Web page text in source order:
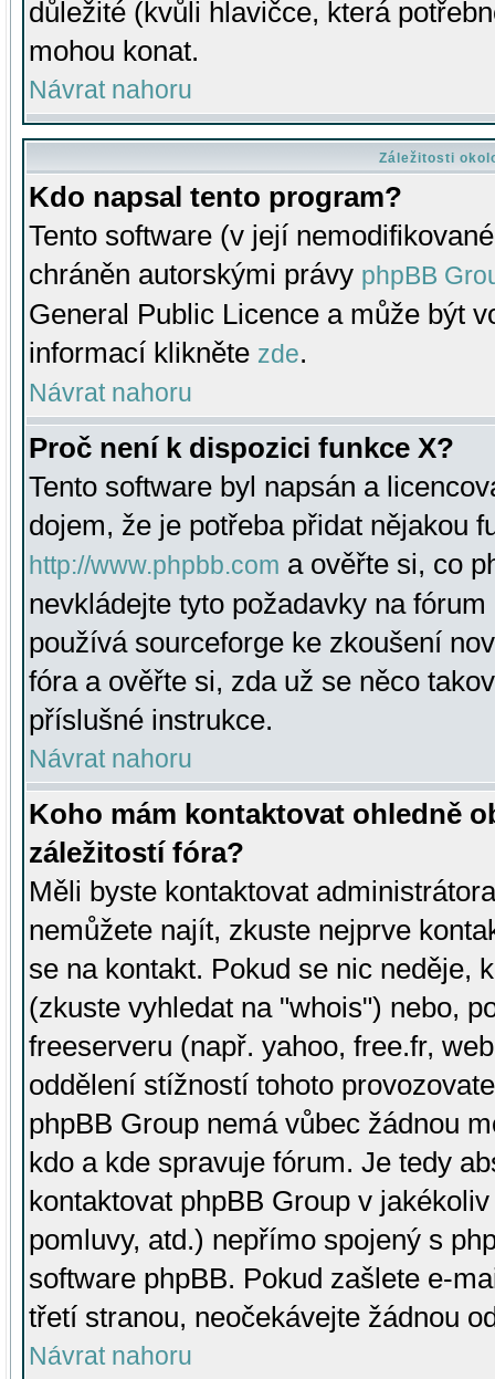
důležité (kvůli hlavičce, která
mohou konat.
Návrat nahoru
Záležitosti
Kdo napsal tento program?
Tento software (v její
chráněn autorskými právy phpBB
General Public Licence a může být
informací klikněte zde.
Návrat nahoru
Proč není k dispozici funkce X?
Tento software byl napsán a
dojem, že je potřeba přidat nějakou
http://www.phpbb.com a ověřte si, co
nevkládejte tyto požadavky na
používá sourceforge ke zkoušení
fóra a ověřte si, zda už se něco
příslušné instrukce.
Návrat nahoru
Koho mám kontaktovat ohledně
záležitostí fóra?
Měli byste kontaktovat
nemůžete najít, zkuste nejprve
se na kontakt. Pokud se nic neděje,
(zkuste vyhledat na "whois") nebo,
freeserveru (např. yahoo, free.fr,
oddělení stížností tohoto
phpBB Group nemá vůbec žádnou
kdo a kde spravuje fórum. Je tedy
kontaktovat phpBB Group v
pomluvy, atd.) nepřímo spojený s
software phpBB. Pokud zašlete e-
třetí stranou, neočekávejte žádnou
Návrat nahoru